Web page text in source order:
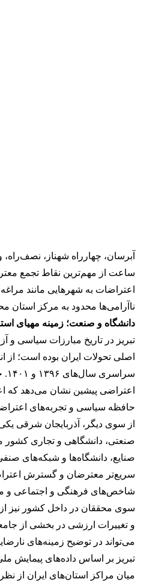
آبرسان، چهارراه شهناز، نصف‌راه،
ساعت از مهم‌ترین نقاط تجمع
اعتراضات به شهرهایی مانند
ناآرامی‌ها محدود به مرکز استان
دانشگاه و صنعت؛ زمینه‌ مهیای
تبریز در تاریخ مبارزات سیاسی و
اصلی تحولات ایران بوده است؛
حافظه سیاسی و تجربه‌های
از سوی دیگر، آذربایجان شرقی
صنعتی، دانشگاهی و تجاری
صنایع، دانشگاه‌ها و شبکه‌های
سریع‌تر معترضان و گسترش
شاخص‌های فرهنگی و اجتماعی و
سوی محققان در داخل کشور نیز از
و تغییرات ارزشی در بخشی از
می‌تواند در توضیح زمینه‌های
تبریز بر اساس داده‌های پیمایش
میان مراکز استان‌های ایران از